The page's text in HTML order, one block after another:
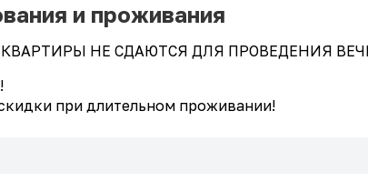
и проживания
КВАРТИРЫ НЕ СДАЮТСЯ ДЛЯ ПРОВЕДЕНИЯ
при длительном проживании!